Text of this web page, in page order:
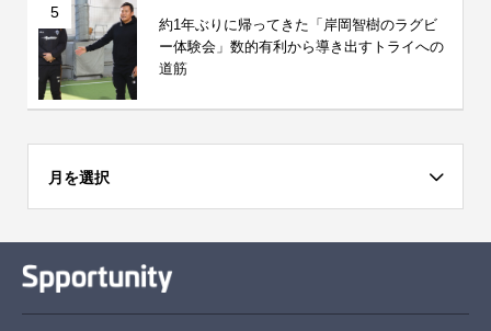
5
約1年ぶりに帰ってきた「岸岡智樹のラグビ
ー体験会」数的有利から導き出すトライへの
道筋
月を選択